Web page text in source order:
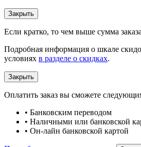
Закрыть
Если кратко, то чем выше сумма
Подробная информация о шкале
условиях в разделе о скидках.
Закрыть
Оплатить заказ вы сможете
• Банковским переводом
• Наличными или банковской
• Он-лайн банковской картой